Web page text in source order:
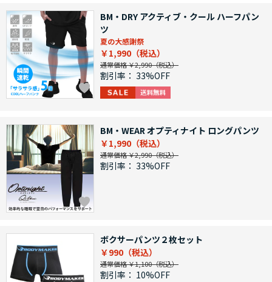
BM・DRY アクティブ・クール ハーフパン
ツ
夏の大感謝祭
￥1,990
通常価格 ￥2,990
割引率： 33%OFF
BM・WEAR オプティナイト ロングパンツ
￥1,990
通常価格 ￥2,990
割引率： 33%OFF
ボクサーパンツ２枚セット
￥990
通常価格 ￥1,100
割引率： 10%OFF